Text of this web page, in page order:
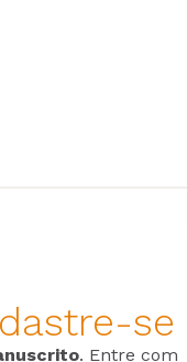
se
. Entre com